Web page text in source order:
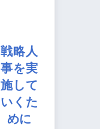
戦略人
事を実
施して
いくた
めに